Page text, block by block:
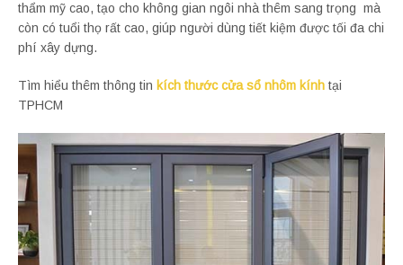
thẩm mỹ cao, tạo cho không gian ngôi nhà thêm sang trọng mà
còn có tuổi thọ rất cao, giúp người dùng tiết kiệm được tối đa chi
phí xây dựng.
Tìm hiểu thêm thông tin kích thước cửa sổ nhôm kính tại
TPHCM